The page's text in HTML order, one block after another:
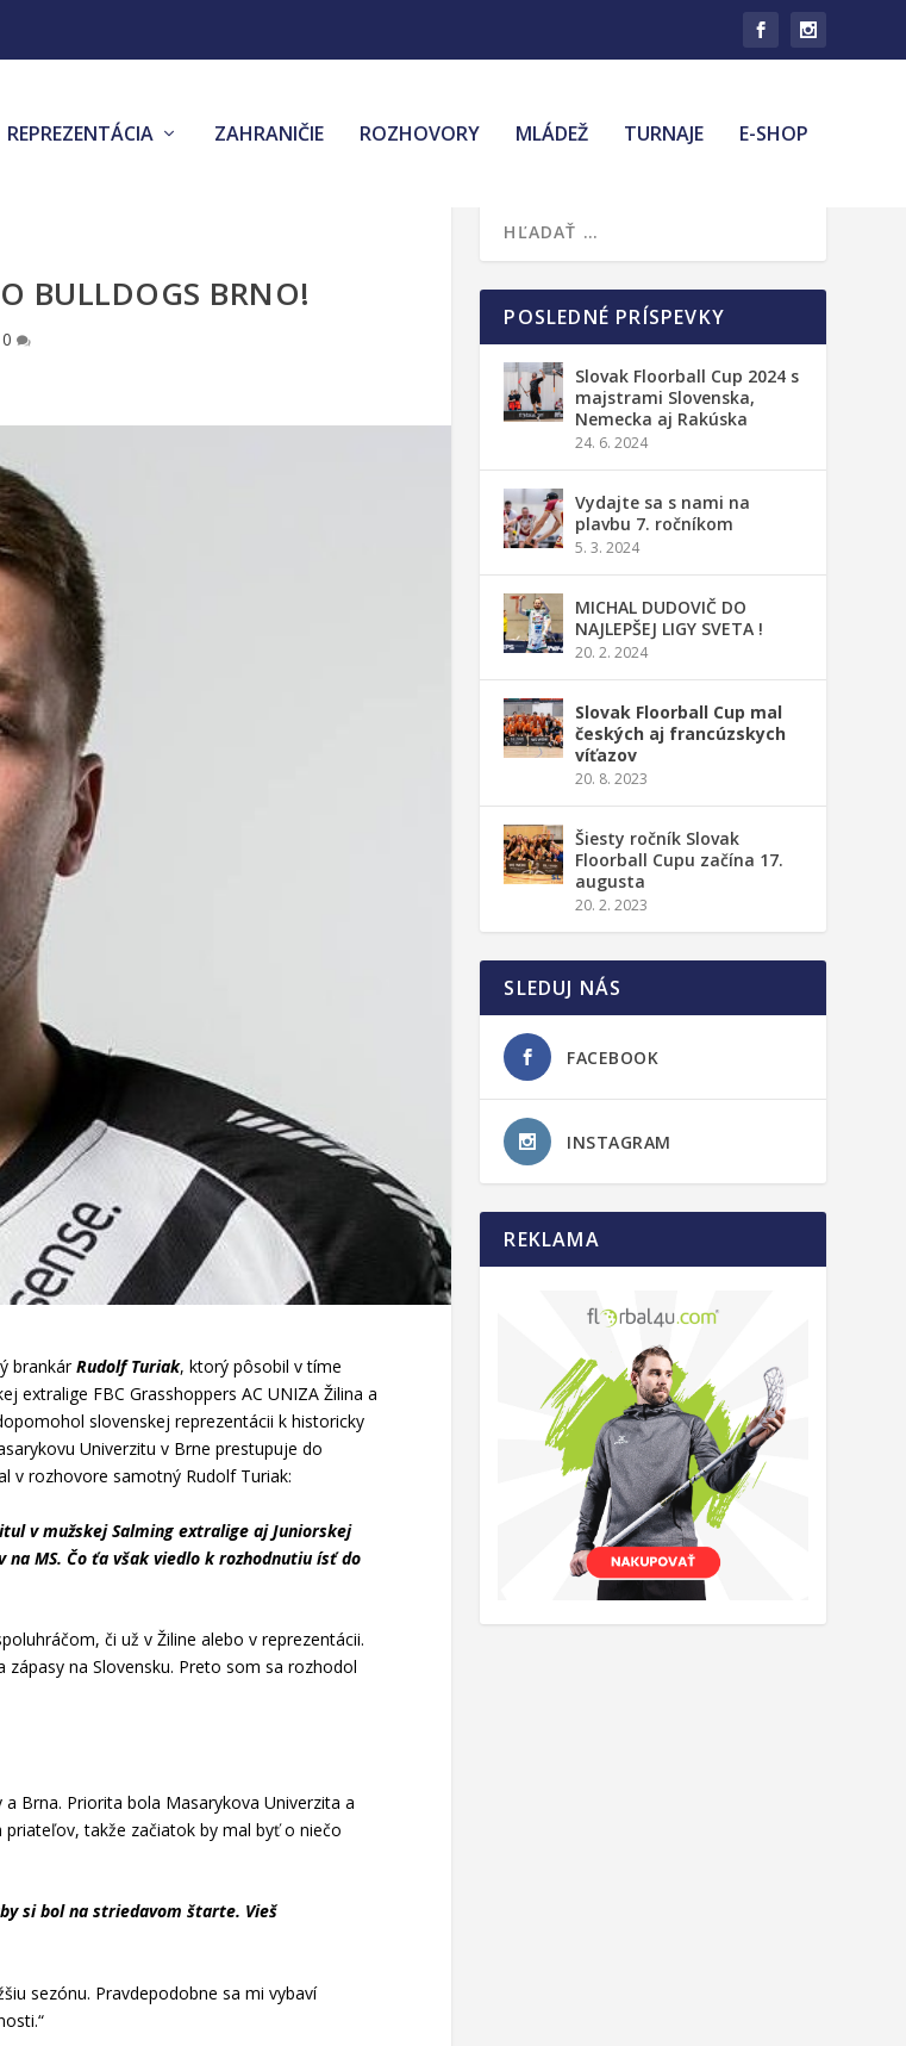
REPREZENTÁCIA ZAHRANIČIE ROZHOVORY MLÁDEŽ TURNAJE E-SHOP
BULLDOGS BRNO!
0
brankárRudolf Turiak, ktorý pôsobil v tíme
extralige FBC Grasshoppers AC UNIZA Žilina a
slovenskej reprezentácii k historicky
Univerzitu v Brne prestupuje do
v rozhovore samotný Rudolf Turiak:
v mužskej Salming extralige aj Juniorskej
MS. Čo ťa však viedlo k rozhodnutiu ísť do
či už v Žiline alebo v reprezentácii.
na Slovensku. Preto som sa rozhodol
Brna. Priorita bola Masarykova Univerzita a
takže začiatok by mal byť o niečo
si bol na striedavom štarte. Vieš
sezónu. Pravdepodobne sa mi vybaví
POSLEDNÉ PRÍSPEVKY
Slovak Floorball Cup 2024 s
majstrami Slovenska,
Nemecka aj Rakúska
24. 6. 2024
Vydajte sa s nami na
plavbu 7. ročníkom
5. 3. 2024
MICHAL DUDOVIČ DO
NAJLEPŠEJ LIGY SVETA !
20. 2. 2024
Slovak Floorball Cup mal
českých aj francúzskych
víťazov
20. 8. 2023
Šiesty ročník Slovak
Floorball Cupu začína 17.
augusta
20. 2. 2023
SLEDUJ NÁS
FACEBOOK
INSTAGRAM
REKLAMA